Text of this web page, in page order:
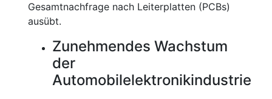
Gesamtnachfrage nach Leiterplatten (PCBs)
ausübt.
Zunehmendes Wachstum
der
Automobilelektronikindustrie